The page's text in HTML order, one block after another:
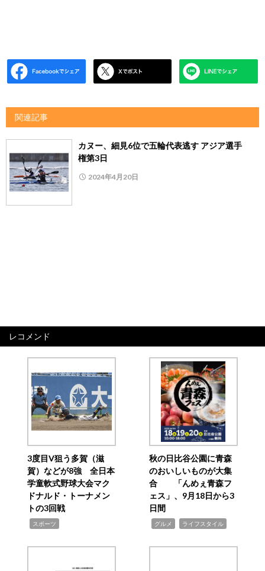
関連記事
カヌー、細見6位で五輪代表逃す アジア選手
権第3日
2024年4月20日
レコメンド
3度目V狙う多賀（滋
賀）などが8強 全日本
学童軟式野球大会マク
ドナルド・トーナメン
トの3回戦
スポーツ
秋の日比谷公園に青森
のおいしいものが大集
合 「んめぇ青森フ
ェス」、9月18日から3
日間
グルメ ライフスタイル